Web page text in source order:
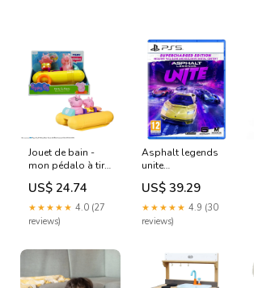
Jouet de bain -
mon pédalo à tirer
Peppa Pig
multicolore
Etoilium
US$ 24.74
★★★★★ 4.0 (27
reviews)
Asphalt legends
unite
supercharged
edition ps5
multicolore
Mentari
US$ 39.29
★★★★★ 4.9 (30
reviews)